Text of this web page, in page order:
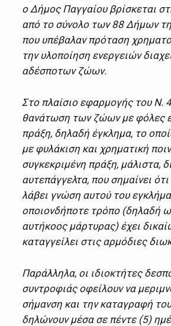
ο Δήμος Παγγαίου βρίσκεται
από το σύνολο των 88 Δήμων
που υπέβαλαν πρόταση
την υλοποίηση ενεργειών
αδέσποτων ζώων.
Στο πλαίσιο εφαρμογής του Ν.
θανάτωση των ζώων με φόλες
πράξη, δηλαδή έγκλημα, το
με φυλάκιση και χρηματική
συγκεκριμένη πράξη, μάλιστα,
αυτεπάγγελτα, που σημαίνει
λάβει γνώση αυτού του
οποιονδήποτε τρόπο (δηλαδή
αυτήκοος μάρτυρας) έχει
καταγγείλει στις αρμόδιες
Παράλληλα, οι ιδιοκτήτες
συντροφιάς οφείλουν να
σήμανση και την καταγραφή
δηλώνουν μέσα σε πέντε (5)